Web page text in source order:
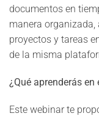
documentos en
manera
proyectos y tareas
de la misma
¿Qué aprenderás en
Este webinar te